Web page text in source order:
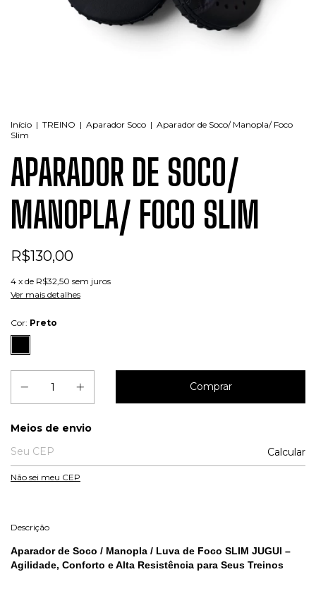
Início | TREINO | Aparador Soco | Aparador de Soco/ Manopla/ Foco
Slim
APARADOR DE SOCO/
MANOPLA/ FOCO SLIM
R$130,00
4 x de R$32,50 sem juros
Ver mais detalhes
Cor: Preto
Entregas para o CEP:
Meios de envio
Calcular
Não sei meu CEP
Descrição
Aparador de Soco / Manopla / Luva de Foco SLIM JUGUI –
Agilidade, Conforto e Alta Resistência para Seus Treinos